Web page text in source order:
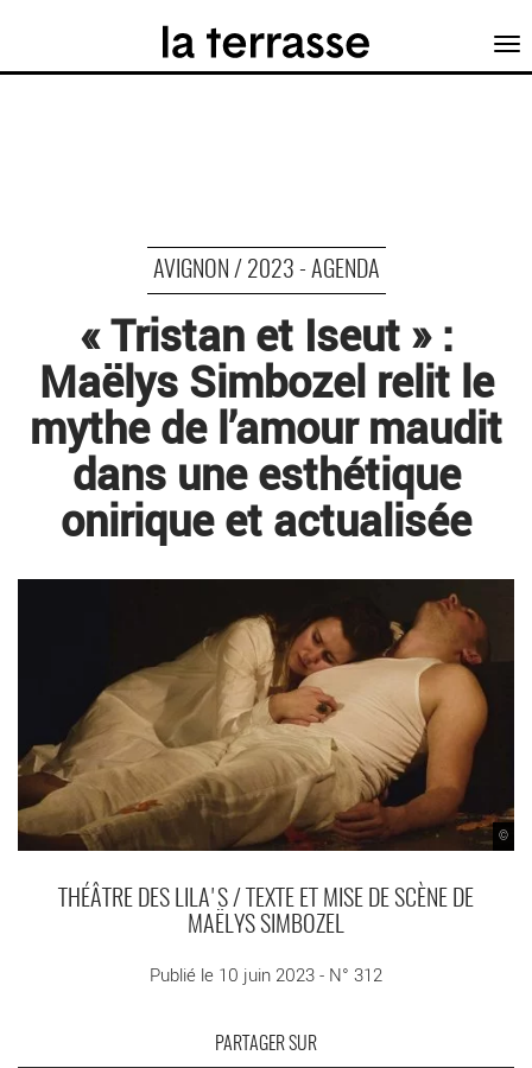
AVIGNON / 2023 - AGENDA
« Tristan et Iseut » :
Maëlys Simbozel relit le
mythe de l’amour maudit
dans une esthétique
onirique et actualisée
©
THÉÂTRE DES LILA'S / TEXTE ET MISE DE SCÈNE DE
MAËLYS SIMBOZEL
Publié le 10 juin 2023 - N° 312
PARTAGER SUR